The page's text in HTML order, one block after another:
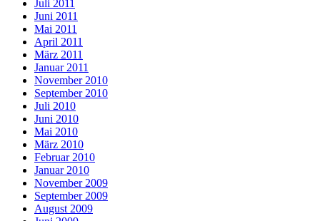
Juli 2011
Juni 2011
Mai 2011
April 2011
März 2011
Januar 2011
November 2010
September 2010
Juli 2010
Juni 2010
Mai 2010
März 2010
Februar 2010
Januar 2010
November 2009
September 2009
August 2009